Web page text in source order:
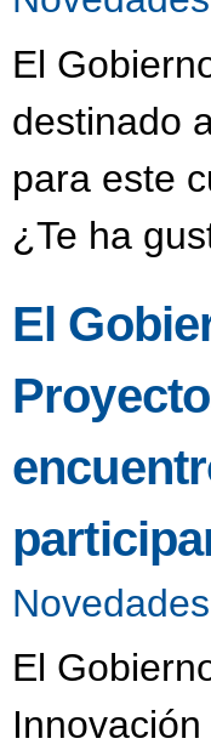
El
destinado
para este
¿Te ha
El
El